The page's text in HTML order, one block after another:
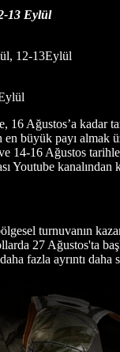
13 Eylül
12-13Eylül
Ağustos’a kadar
büyük payı almak
14-16 Ağustos
Youtube kanalından
turnuvanın
27 Ağustos'ta
fazla ayrıntı